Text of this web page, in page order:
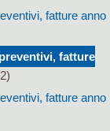
fatture anno
fatture
fatture anno